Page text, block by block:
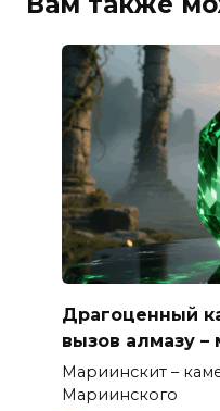
Драгоценный
вызов алмазу –
Мариинскит –
Мариинского